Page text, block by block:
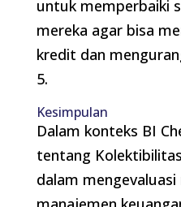
untuk memperbaiki
mereka agar bisa
kredit dan
5.
Kesimpulan
Dalam konteks BI
tentang
dalam